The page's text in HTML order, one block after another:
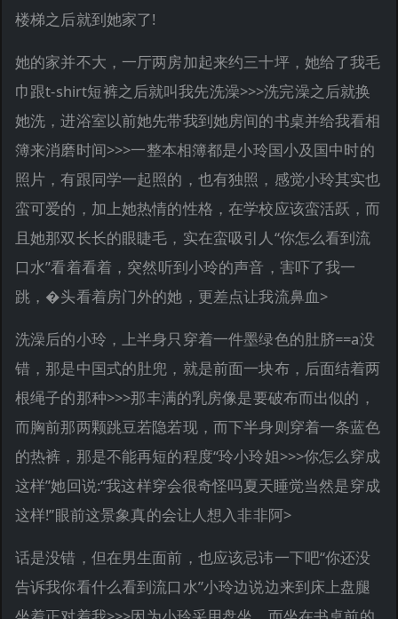
楼梯之后就到她家了!
她的家并不大，一厅两房加起来约三十坪，她给了我毛
巾跟t-shirt短裤之后就叫我先洗澡>>>洗完澡之后就换
她洗，进浴室以前她先带我到她房间的书桌并给我看相
簿来消磨时间>>>一整本相簿都是小玲国小及国中时的
照片，有跟同学一起照的，也有独照，感觉小玲其实也
蛮可爱的，加上她热情的性格，在学校应该蛮活跃，而
且她那双长长的眼睫毛，实在蛮吸引人“你怎么看到流
口水”看着看着，突然听到小玲的声音，害吓了我一
跳，�头看着房门外的她，更差点让我流鼻血>
洗澡后的小玲，上半身只穿着一件墨绿色的肚脐==a没
错，那是中国式的肚兜，就是前面一块布，后面结着两
根绳子的那种>>>那丰满的乳房像是要破布而出似的，
而胸前那两颗跳豆若隐若现，而下半身则穿着一条蓝色
的热裤，那是不能再短的程度“玲小玲姐>>>你怎么穿成
这样”她回说:“我这样穿会很奇怪吗夏天睡觉当然是穿成
这样!”眼前这景象真的会让人想入非非阿>
话是没错，但在男生面前，也应该忌讳一下吧“你还没
告诉我你看什么看到流口水”小玲边说边来到床上盘腿